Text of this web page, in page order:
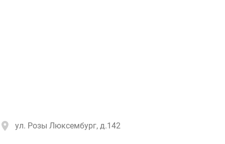
ул. Розы Люксембург, д.142